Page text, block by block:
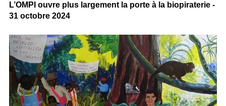
L’OMPI ouvre plus largement la porte à la biopiraterie -
31 octobre 2024